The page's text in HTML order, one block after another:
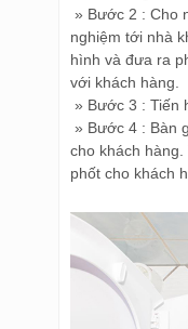
» Bước 2 : Cho
nghiệm tới nhà
hình và đưa ra
với khách hàng.
» Bước 3 : Tiến
» Bước 4 : Bàn
cho khách
phốt cho khách